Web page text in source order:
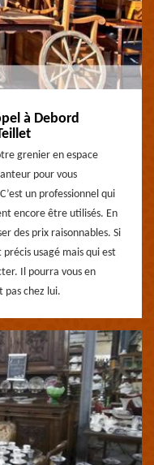
à Debord
grenier en espace
pour vous
un professionnel qui
encore être utilisés. En
des prix raisonnables. Si
usagé mais qui est
Il pourra vous en
pas chez lui.